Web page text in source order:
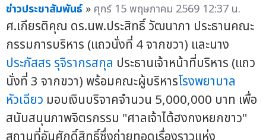
ข่าวประชาสัมพันธ์ » ศุกร์ 15 พฤษภาคม 2569 12:37 น.
ศ.เกียรติคุณ ดร.นพ.ประสิทธิ์ วัฒนาภา ประธานคณะ
กรรมการบริหาร (แถวนั่งที่ 4 จากขวา) และนาง
ประภัสสร รุจิรากรสกุล ประธานเจ้าหน้าที่บริหาร (แถว
นั่งที่ 3 จากขวา) พร้อมคณะผู้บริหารโรงพยาบาล
หัวเฉียว มอบเงินบริจาคจำนวน 5,000,000 บาท เพื่อ
สนับสนุนภาพจิตรกรรม "ศาลเจ้าไต้ฮงกงหยกขาว"